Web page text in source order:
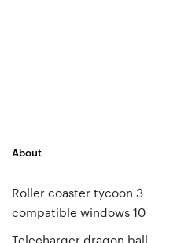
About
Roller coaster tycoon 3
compatible windows 10
Telecharger dragon ball